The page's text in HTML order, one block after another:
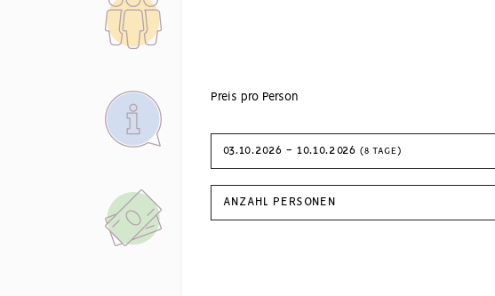
Preis pro Person
03.10.2026 - 10.10.2026 ( 8 TAGE )
ANZAHL PERSONEN